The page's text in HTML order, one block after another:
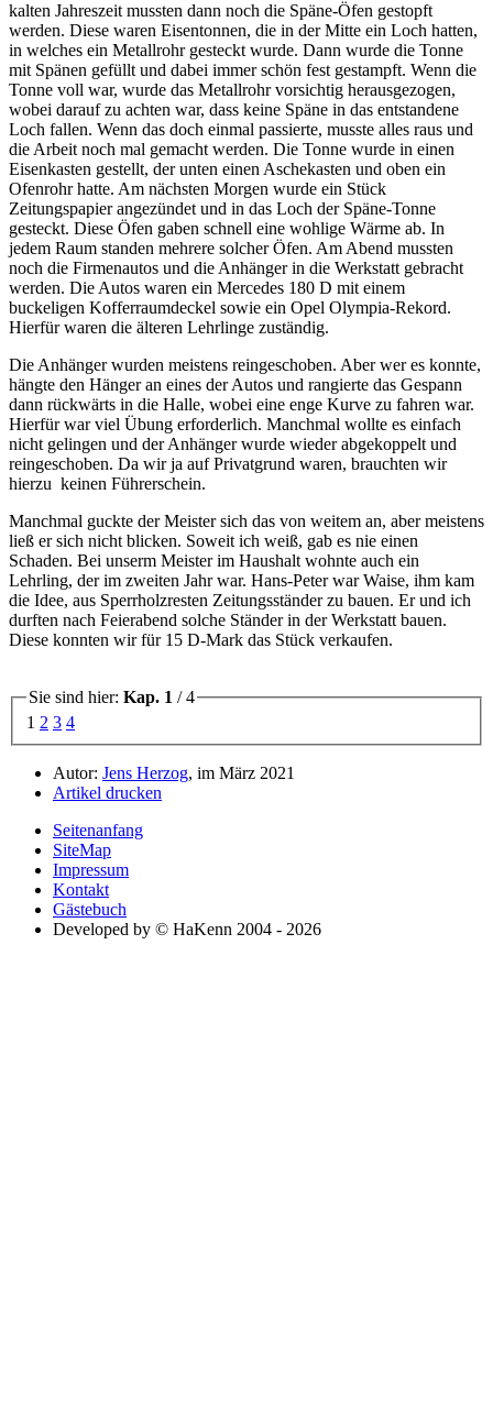
kalten Jahreszeit mussten dann noch die Späne-Öfen gestopft
werden. Diese waren Eisentonnen, die in der Mitte ein Loch hatten,
in welches ein Metallrohr gesteckt wurde. Dann wurde die Tonne
mit Spänen gefüllt und dabei immer schön fest gestampft. Wenn die
Tonne voll war, wurde das Metallrohr vorsichtig herausgezogen,
wobei darauf zu achten war, dass keine Späne in das entstandene
Loch fallen. Wenn das doch einmal passierte, musste alles raus und
die Arbeit noch mal gemacht werden. Die Tonne wurde in einen
Eisenkasten gestellt, der unten einen Aschekasten und oben ein
Ofenrohr hatte. Am nächsten Morgen wurde ein Stück
Zeitungspapier angezündet und in das Loch der Späne-Tonne
gesteckt. Diese Öfen gaben schnell eine wohlige Wärme ab. In
jedem Raum standen mehrere solcher Öfen. Am Abend mussten
noch die Firmenautos und die Anhänger in die Werkstatt gebracht
werden. Die Autos waren ein Mercedes 180 D mit einem
buckeligen Kofferraumdeckel sowie ein Opel Olympia-Rekord.
Hierfür waren die älteren Lehrlinge zuständig.
Die Anhänger wurden meistens reingeschoben. Aber wer es konnte,
hängte den Hänger an eines der Autos und rangierte das Gespann
dann rückwärts in die Halle, wobei eine enge Kurve zu fahren war.
Hierfür war viel Übung erforderlich. Manchmal wollte es einfach
nicht gelingen und der Anhänger wurde wieder abgekoppelt und
reingeschoben. Da wir ja auf Privatgrund waren, brauchten wir
hierzu keinen Führerschein.
Manchmal guckte der Meister sich das von weitem an, aber meistens
ließ er sich nicht blicken. Soweit ich weiß, gab es nie einen
Schaden. Bei unserm Meister im Haushalt wohnte auch ein
Lehrling, der im zweiten Jahr war. Hans-Peter war Waise, ihm kam
die Idee, aus Sperrholzresten Zeitungsständer zu bauen. Er und ich
durften nach Feierabend solche Ständer in der Werkstatt bauen.
Diese konnten wir für 15 D-Mark das Stück verkaufen.
Sie sind hier: Kap. 1 / 4
1 2 3 4
Autor: Jens Herzog, im März 2021
Artikel drucken
Seitenanfang
SiteMap
Impressum
Kontakt
Gästebuch
Developed by © HaKenn 2004 - 2026